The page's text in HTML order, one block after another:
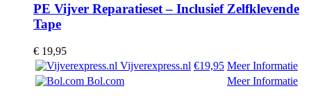
PE Vijver Reparatieset – Inclusief Zelfklevende
Tape
€ 19,95
Vijverexpress.nl €19,95 Meer Informatie
Bol.com
Meer Informatie